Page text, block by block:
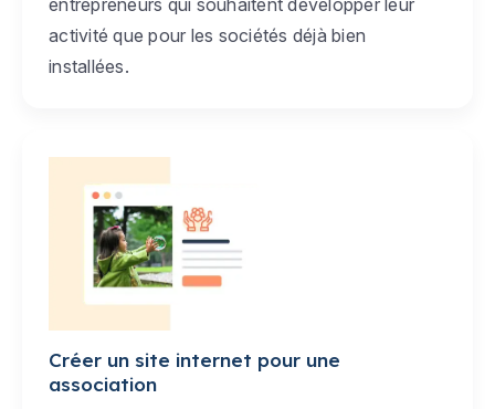
activité que pour les sociétés déjà bien
installées.
Créer un site internet pour une
association